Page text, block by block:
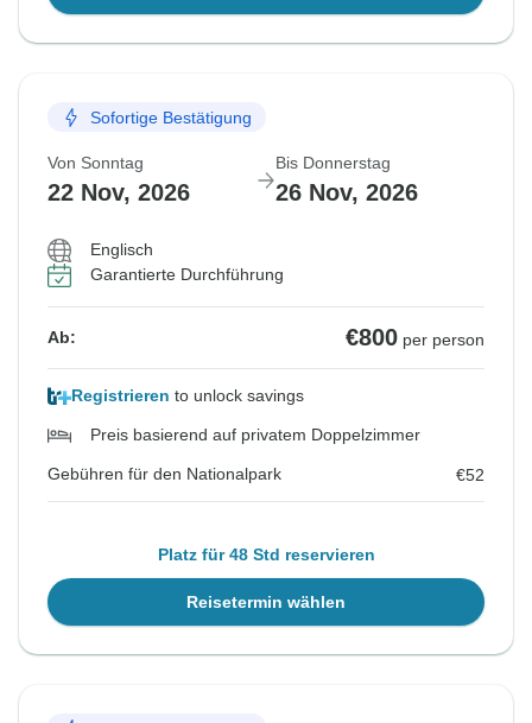
Sofortige Bestätigung
Von Sonntag
22 Nov, 2026
Bis Donnerstag
26 Nov, 2026
Englisch
Garantierte Durchführung
Ab: €800 per person
Registrieren to unlock savings
Preis basierend auf privatem Doppelzimmer
Gebühren für den Nationalpark €52
Platz für 48 Std reservieren
Reisetermin wählen